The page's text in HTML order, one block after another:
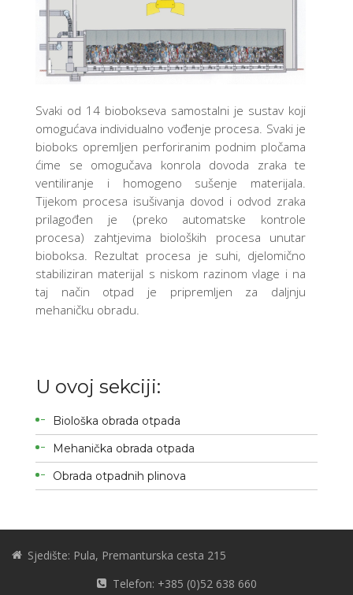
Svaki od 14 biobokseva samostalni je sustav koji
omogućava individualno vođenje procesa. Svaki je
bioboks opremljen perforiranim podnim pločama
ćime se omogučava konrola dovoda zraka te
ventiliranje i homogeno sušenje materijala.
Tijekom procesa isušivanja dovod i odvod zraka
prilagođen je (preko automatske kontrole
procesa) zahtjevima bioloških procesa unutar
bioboksa. Rezultat procesa je suhi, djelomično
stabiliziran materijal s niskom razinom vlage i na
taj način otpad je pripremljen za daljnju
mehaničku obradu.
U ovoj sekciji:
Biološka obrada otpada
Mehanička obrada otpada
Obrada otpadnih plinova
Sjedište: Pula, Premanturska cesta 215
Telefon: +385 (0)52 638 660